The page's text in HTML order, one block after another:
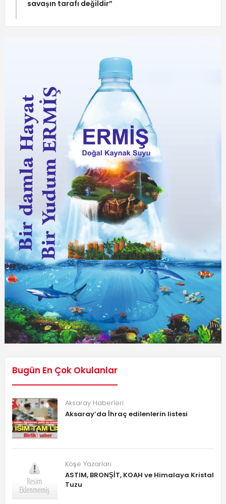
savaşın tarafı değildir”
Bugün En Çok Okulanlar
Aksaray Haberleri
Aksaray’da İhraç edilenlerin listesi
Köşe Yazarları
ASTIM, BRONŞİT, KOAH ve Himalaya Kristal
Tuzu